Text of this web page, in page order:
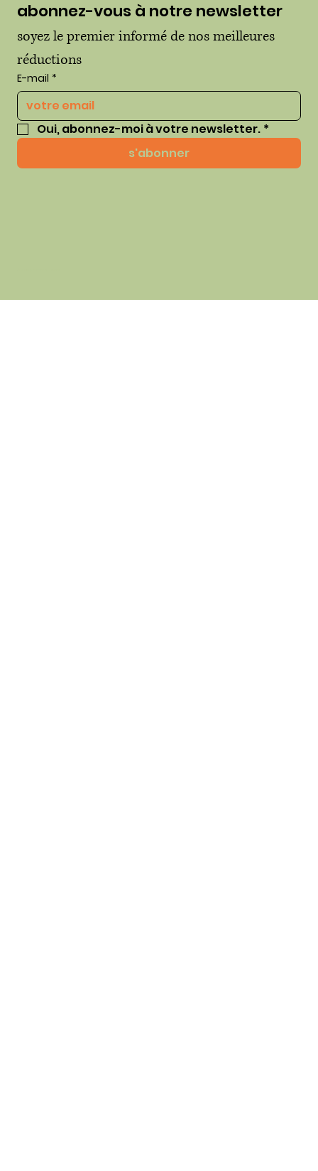
abonnez-vous à notre newsletter
soyez le premier informé de nos meilleures
réductions
E-mail *
Oui, abonnez-moi à votre newsletter. *
s'abonner